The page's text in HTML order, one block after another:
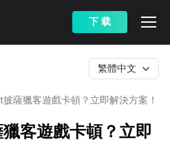
下 载
薩獵客遊戲卡頓？立即解決方案！
繁體中文
客遊戲卡頓？立即